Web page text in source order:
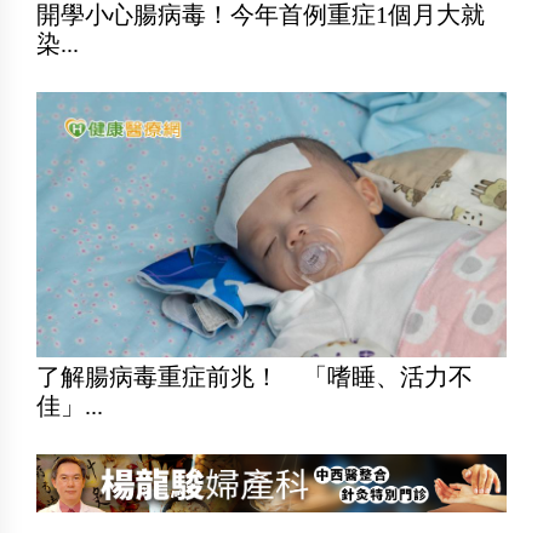
開學小心腸病毒！今年首例重症1個月大就
染...
了解腸病毒重症前兆！ 「嗜睡、活力不
佳」...